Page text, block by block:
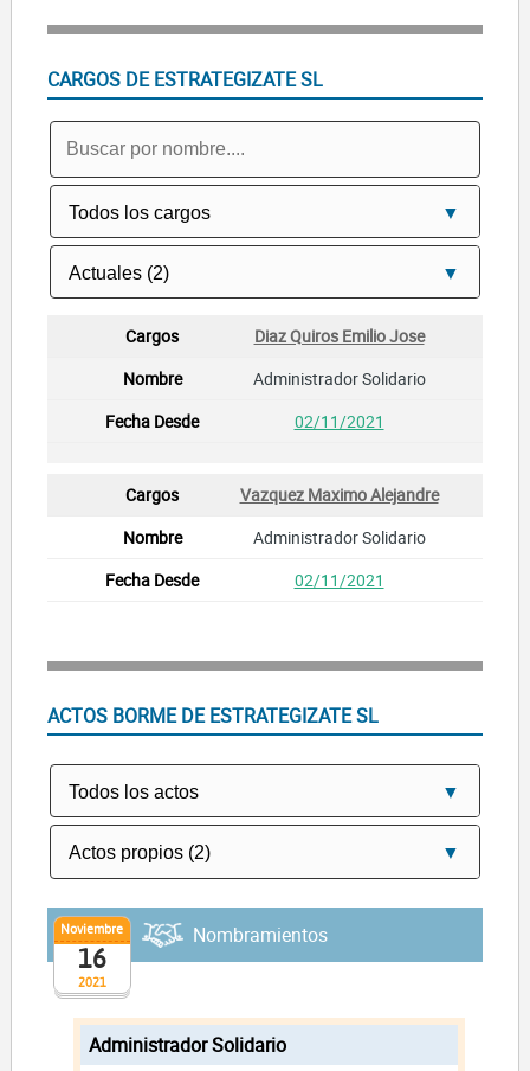
CARGOS DE ESTRATEGIZATE SL
Diaz Quiros Emilio Jose
Administrador Solidario
02/11/2021
Vazquez Maximo Alejandre
Administrador Solidario
02/11/2021
ACTOS BORME DE ESTRATEGIZATE SL
2021
Noviembre
16
Nombramientos
Administrador Solidario